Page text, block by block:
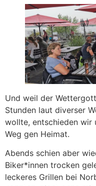
Und weil der
Stunden laut diverser
wollte, entschieden wir
Weg gen Heimat.
Abends schien aber
Biker*innen trocken
leckeres Grillen bei